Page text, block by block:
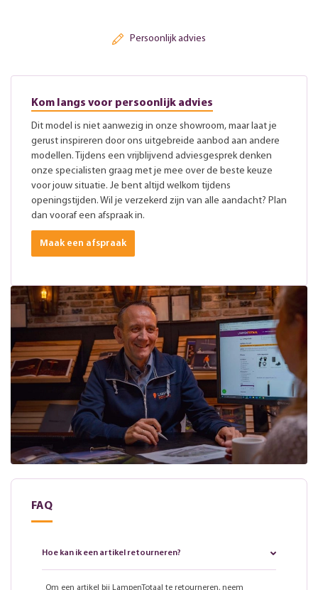
Persoonlijk advies
Kom langs voor persoonlijk advies
Dit model is niet aanwezig in onze showroom, maar laat je
gerust inspireren door ons uitgebreide aanbod aan andere
modellen. Tijdens een vrijblijvend adviesgesprek denken
onze specialisten graag met je mee over de beste keuze
voor jouw situatie. Je bent altijd welkom tijdens
openingstijden. Wil je verzekerd zijn van alle aandacht? Plan
dan vooraf een afspraak in.
Maak een afspraak
FAQ
Hoe kan ik een artikel retourneren?
Om een artikel bij LampenTotaal te retourneren, neem